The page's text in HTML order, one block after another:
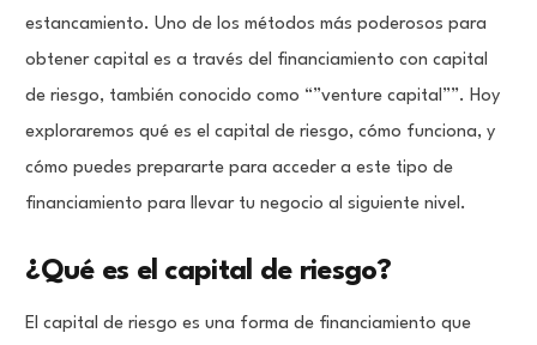
estancamiento. Uno de los métodos más poderosos para
obtener capital es a través del financiamiento con capital
de riesgo, también conocido como “”venture capital””. Hoy
exploraremos qué es el capital de riesgo, cómo funciona, y
cómo puedes prepararte para acceder a este tipo de
financiamiento para llevar tu negocio al siguiente nivel.
¿Qué es el capital de riesgo?
El capital de riesgo es una forma de financiamiento que